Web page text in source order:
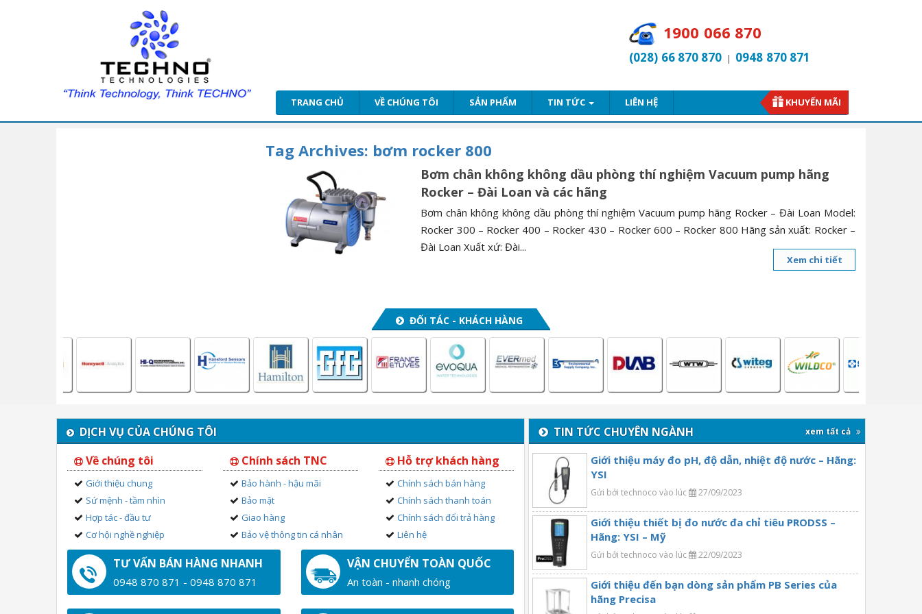
1900 066 870
(028) 66 870 870 | 0948 870 871
TRANG CHỦ VỀ CHÚNG TÔI SẢN PHẨM TIN TỨC LIÊN HỆ KHUYẾN MÃI
Tag Archives: bơm rocker 800
Bơm chân không không dầu phòng thí nghiệm Vacuum pump hãng
Rocker – Đài Loan và các hãng
Bơm chân không không dầu phòng thí nghiệm Vacuum pump hãng Rocker – Đài Loan Model:
Rocker 300 – Rocker 400 – Rocker 430 – Rocker 600 – Rocker 800 Hãng sản xuất: Rocker –
Đài Loan Xuất xứ: Đài...
Xem chi tiết
ĐỐI TÁC - KHÁCH HÀNG
DỊCH VỤ CỦA CHÚNG TÔI
Về chúng tôi
Giới thiệu chung
Sứ mệnh - tầm nhìn
Hợp tác - đầu tư
Cơ hội nghề nghiệp
Chính sách TNC
Bảo hành - hậu mãi
Bảo mật
Giao hàng
Bảo vệ thông tin cá nhân
Hỗ trợ khách hàng
Chính sách bán hàng
Chính sách thanh toán
Chính sách đổi trả hàng
Liên hệ
TƯ VẤN BÁN HÀNG NHANH
0948 870 871 - 0948 870 871
VẬN CHUYỂN TOÀN QUỐC
An toàn - nhanh chóng
TIN TỨC CHUYÊN NGÀNH xem tất cả
Giới thiệu máy đo pH, độ dẫn, nhiệt độ nước – Hãng:
YSI
Gửi bởi technoco vào lúc 27/09/2023
Giới thiệu thiết bị đo nước đa chỉ tiêu PRODSS –
Hãng: YSI – Mỹ
Gửi bởi technoco vào lúc 22/09/2023
Giới thiệu đến bạn dòng sản phẩm PB Series của
hãng Precisa